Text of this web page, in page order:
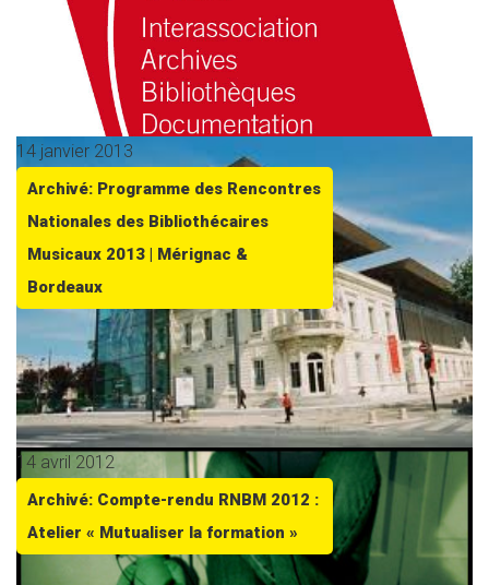
14 janvier 2013
Archivé: Programme des Rencontres
Nationales des Bibliothécaires
Musicaux 2013 | Mérignac &
Bordeaux
14 avril 2012
Archivé: Compte-rendu RNBM 2012 :
Atelier « Mutualiser la formation »